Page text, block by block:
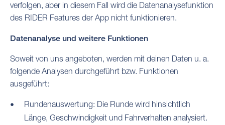
verfolgen, aber in diesem Fall wird die Datenanalysefunktion
des RIDER Features der App nicht funktionieren.
Datenanalyse und weitere Funktionen
Soweit von uns angeboten, werden mit deinen Daten u. a.
folgende Analysen durchgeführt bzw. Funktionen
ausgeführt:
Rundenauswertung: Die Runde wird hinsichtlich
Länge, Geschwindigkeit und Fahrverhalten analysiert.